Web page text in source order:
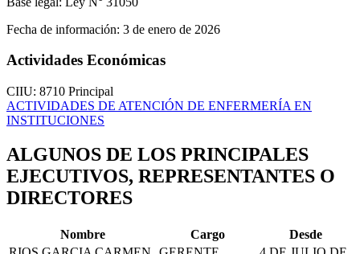
Fecha de información: 3 de enero de 2026
Actividades Económicas
CIIU: 8710 Principal
ACTIVIDADES DE ATENCIÓN DE ENFERMERÍA EN
INSTITUCIONES
ALGUNOS DE LOS PRINCIPALES
EJECUTIVOS, REPRESENTANTES O
DIRECTORES
Nombre Cargo
Desde